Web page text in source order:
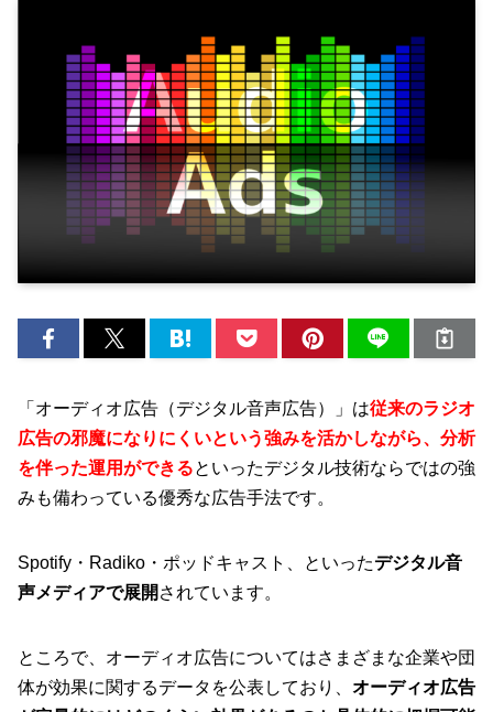
「オーディオ広告（デジタル音声広告）」は従来のラジオ
広告の邪魔になりにくいという強みを活かしながら、分析
を伴った運用ができるといったデジタル技術ならではの強
みも備わっている優秀な広告手法です。
Spotify・Radiko・ポッドキャスト、といったデジタル音
声メディアで展開 されています。
ところで、オーディオ広告についてはさまざまな企業や団
体が効果に関するデータを公表しており、 オーディオ広告